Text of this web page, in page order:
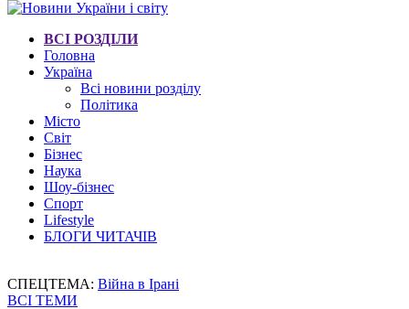
ВСІ РОЗДІЛИ
Головна
Україна
Всі новини розділу
Політика
Місто
Світ
Бізнес
Наука
Шоу-бізнес
Спорт
Lifestyle
БЛОГИ ЧИТАЧІВ
СПЕЦТЕМА: Війна в Ірані
ВСІ ТЕМИ